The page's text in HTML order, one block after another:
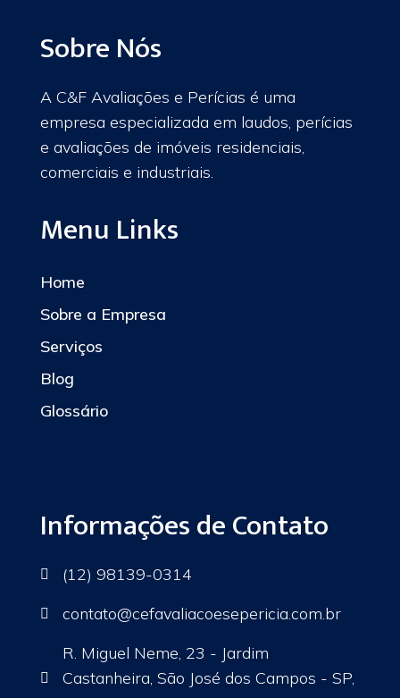
Sobre Nós
A C&F Avaliações e Perícias é uma
empresa especializada em laudos, perícias
e avaliações de imóveis residenciais,
comerciais e industriais.
Menu Links
Home
Sobre a Empresa
Serviços
Blog
Glossário
Informações de Contato
 (12) 98139-0314
 contato@cefavaliacoesepericia.com.br

R. Miguel Neme, 23 - Jardim
Castanheira, São José dos Campos - SP,